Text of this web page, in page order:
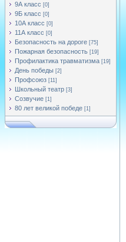
9А класс [0]
9Б класс [0]
10А класс [0]
11А класс [0]
Безопасность на дороге [75]
Пожарная безопасность [19]
Профилактика травматизма [19]
День победы [2]
Профсоюз [11]
Школьный театр [3]
Созвучие [1]
80 лет великой победе [1]